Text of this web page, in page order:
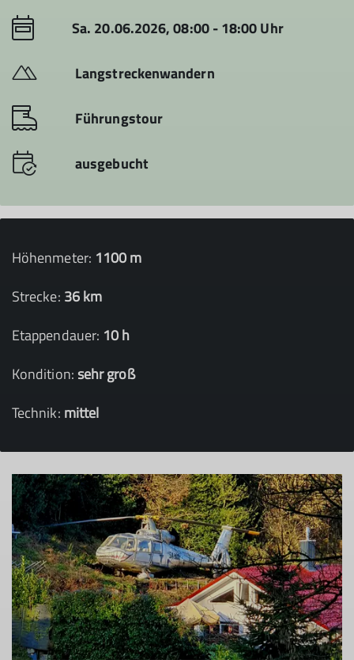
Sa. 20.06.2026, 08:00 - 18:00 Uhr
Langstreckenwandern
Führungstour
ausgebucht
Höhenmeter: 1100 m
Strecke: 36 km
Etappendauer: 10 h
Kondition: sehr groß
Technik: mittel